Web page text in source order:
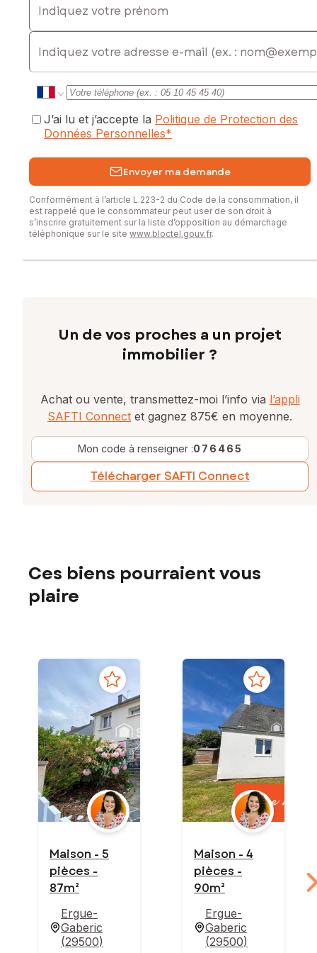
E-mail
J’ai lu et j’accepte la Politique de Protection des
Données Personnelles*
Envoyer ma demande
Conformément à l’article L.223-2 du Code de la consommation, il
est rappelé que le consommateur peut user de son droit à
s’inscrire gratuitement sur la liste d’opposition au démarchage
téléphonique sur le site www.bloctel.gouv.fr.
Un de vos proches a un projet
immobilier ?
Achat ou vente, transmettez-moi l’info via l’appli
SAFTI Connect et gagnez 875€ en moyenne.
Mon code à renseigner :076465
Télécharger SAFTI Connect
Ces biens pourraient vous
plaire
Maison - 5
pièces -
87m²
Ergue-
Gaberic
(29500)
Maison - 4
pièces -
90m²
Ergue-
Gaberic
(29500)